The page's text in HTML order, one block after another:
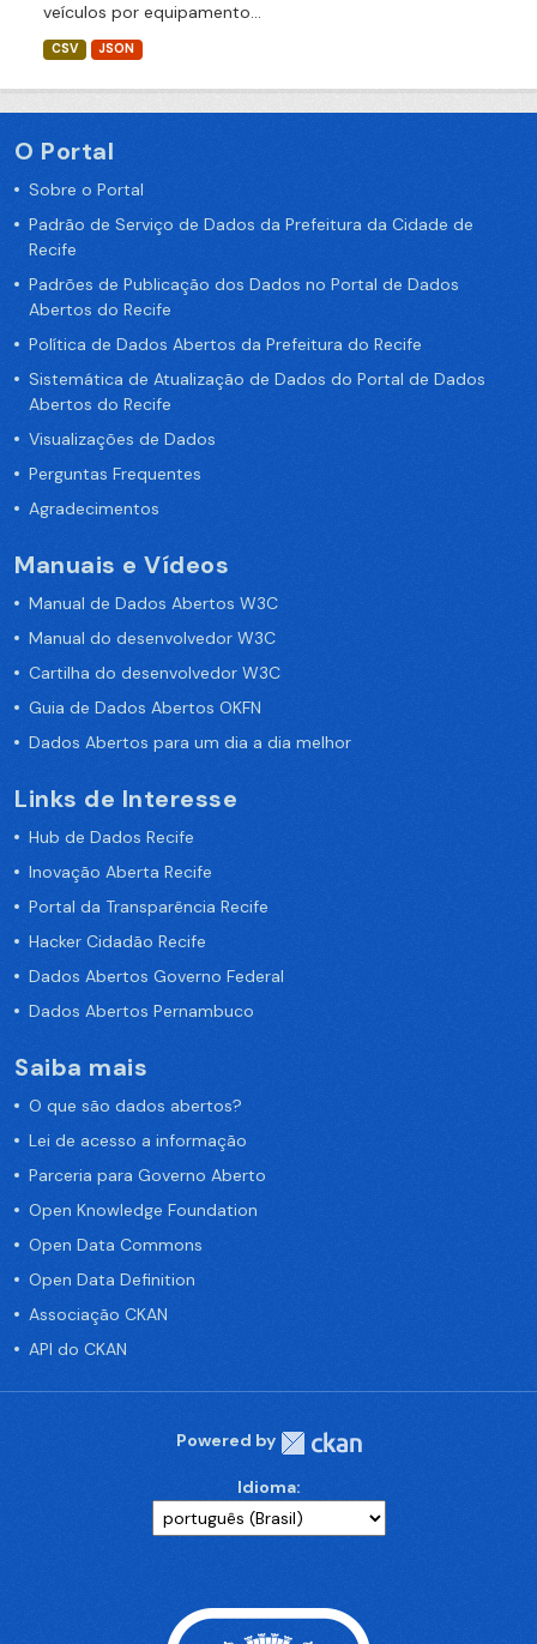
veículos por equipamento...
CSV JSON
O Portal
Sobre o Portal
Padrão de Serviço de Dados da Prefeitura da Cidade de
Recife
Padrões de Publicação dos Dados no Portal de Dados
Abertos do Recife
Política de Dados Abertos da Prefeitura do Recife
Sistemática de Atualização de Dados do Portal de Dados
Abertos do Recife
Visualizações de Dados
Perguntas Frequentes
Agradecimentos
Manuais e Vídeos
Manual de Dados Abertos W3C
Manual do desenvolvedor W3C
Cartilha do desenvolvedor W3C
Guia de Dados Abertos OKFN
Dados Abertos para um dia a dia melhor
Links de Interesse
Hub de Dados Recife
Inovação Aberta Recife
Portal da Transparência Recife
Hacker Cidadão Recife
Dados Abertos Governo Federal
Dados Abertos Pernambuco
Saiba mais
O que são dados abertos?
Lei de acesso a informação
Parceria para Governo Aberto
Open Knowledge Foundation
Open Data Commons
Open Data Definition
Associação CKAN
API do CKAN
Powered by
Idioma